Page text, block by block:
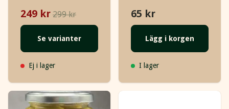
249 kr 299 kr
Se varianter
Ej i lager
65 kr
Lägg i korgen
I lager